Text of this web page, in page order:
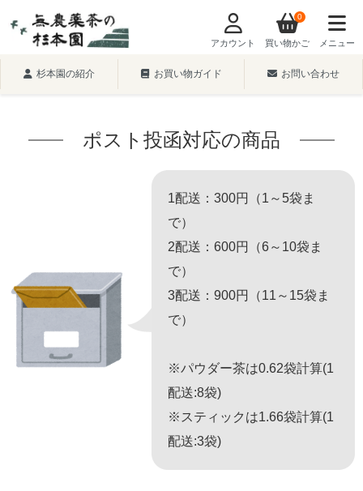
アカウント 買い物かご
0
メニュー
杉本園の紹介 お買い物ガイド お問い合わせ
ポスト投函対応の商品
1配送：300円（1～5袋ま
で）
2配送：600円（6～10袋ま
で）
3配送：900円（11～15袋ま
で）
※パウダー茶は0.62袋計算(1
配送:8袋)
※スティックは1.66袋計算(1
配送:3袋)